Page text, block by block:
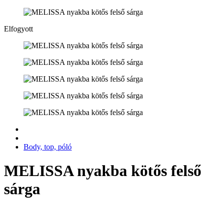
Elfogyott
Body, top, póló
MELISSA nyakba kötős felső
sárga